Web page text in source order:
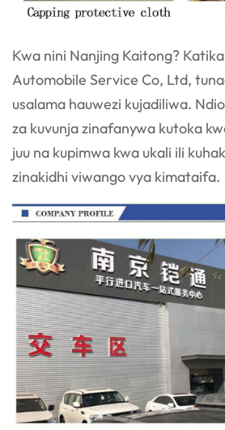
Kwa nini Nanjing Kaitong?
Automobile Service Co, Ltd,
usalama hauwezi kujadiliwa.
za kuvunja zinafanywa kutoka
juu na kupimwa kwa ukali ili
zinakidhi viwango vya kimataifa.